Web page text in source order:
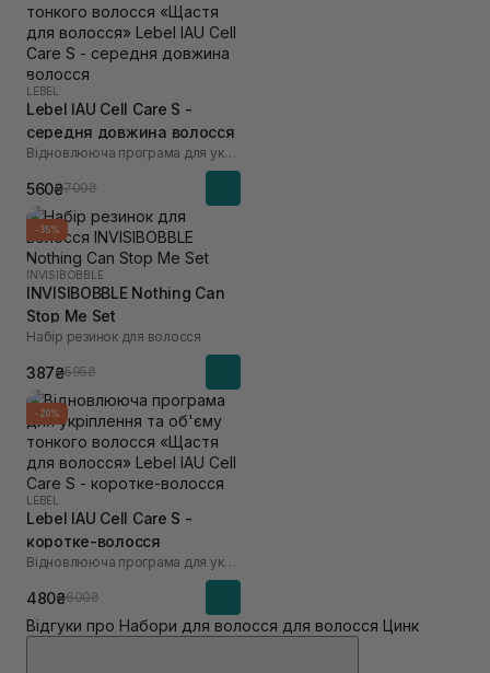
LEBEL
Lebel IAU Cell Care S -
середня довжина волосся
Відновлююча програма для укріплення та об'єму тонкого волосся «Щастя для волосся»
560₴700₴
-35%
INVISIBOBBLE
INVISIBOBBLE Nothing Can
Stop Me Set
Набір резинок для волосся
387₴595₴
-20%
LEBEL
Lebel IAU Cell Care S -
коротке-волосся
Відновлююча програма для укріплення та об'єму тонкого волосся «Щастя для волосся»
480₴600₴
Відгуки про Набори для волосся для волосся Цинк